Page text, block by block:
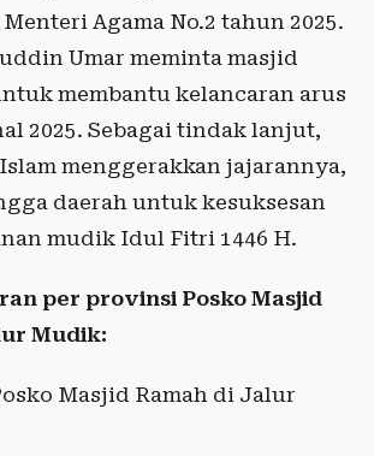
Agama No.2 tahun 2025.
Umar meminta masjid
membantu kelancaran arus
2025. Sebagai tindak lanjut,
menggerakkan jajarannya,
daerah untuk kesuksesan
mudik Idul Fitri 1446 H.
per provinsi Posko Masjid
Mudik:
Masjid Ramah di Jalur